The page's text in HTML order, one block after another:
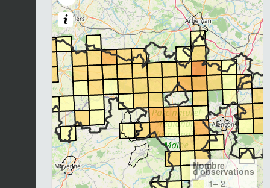
Nombre
d'observations
1– 2